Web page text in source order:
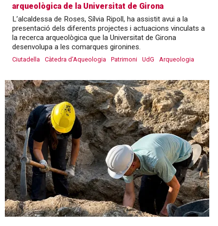
arqueològica de la Universitat de Girona
L’alcaldessa de Roses, Sílvia Ripoll, ha assistit avui a la
presentació dels diferents projectes i actuacions vinculats a
la recerca arqueològica que la Universitat de Girona
desenvolupa a les comarques gironines.
Ciutadella Càtedra d'Aqueologia Patrimoni UdG Arqueologia